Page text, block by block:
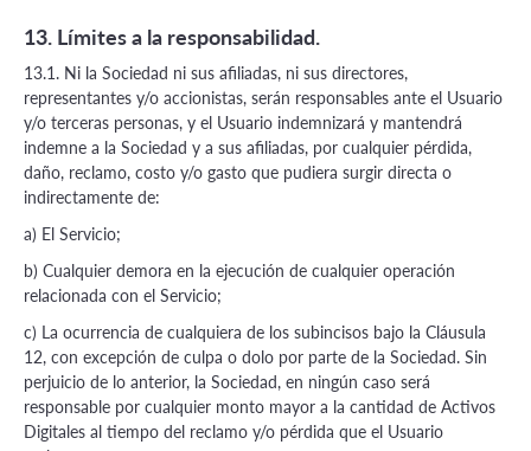
13. Límites a la responsabilidad.
13.1. Ni la Sociedad ni sus afiliadas, ni sus directores,
representantes y/o accionistas, serán responsables ante el Usuario
y/o terceras personas, y el Usuario indemnizará y mantendrá
indemne a la Sociedad y a sus afiliadas, por cualquier pérdida,
daño, reclamo, costo y/o gasto que pudiera surgir directa o
indirectamente de:
a) El Servicio;
b) Cualquier demora en la ejecución de cualquier operación
relacionada con el Servicio;
c) La ocurrencia de cualquiera de los subincisos bajo la Cláusula
12, con excepción de culpa o dolo por parte de la Sociedad. Sin
perjuicio de lo anterior, la Sociedad, en ningún caso será
responsable por cualquier monto mayor a la cantidad de Activos
Digitales al tiempo del reclamo y/o pérdida que el Usuario